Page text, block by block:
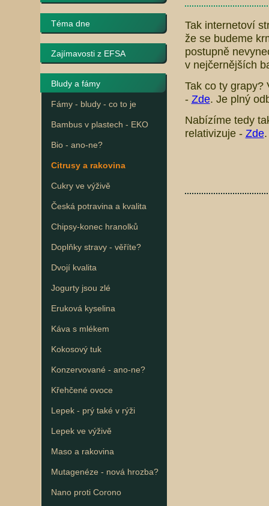
Téma dne
Zajímavosti z EFSA
Bludy a fámy
Fámy - bludy - co to je
Bambus v plastech - EKO
Bio - ano-ne?
Citrusy a rakovina
Cukry ve výživě
Česká potravina a kvalita
Chipsy-konec hranolků
Doplňky stravy - věříte?
Dvojí kvalita
Jogurty jsou zlé
Eruková kyselina
Káva s mlékem
Kokosový tuk
Konzervované - ano-ne?
Křehčené ovoce
Lepek - prý také v rýži
Lepek ve výživě
Maso a rakovina
Mutagenéze - nová hrozba?
Nano proti Corono
Tak internetoví
že se budeme
postupně
v nejčernějších
Tak co ty grapy?
- Zde. Je plný
Nabízíme tedy
relativizuje - Zde.